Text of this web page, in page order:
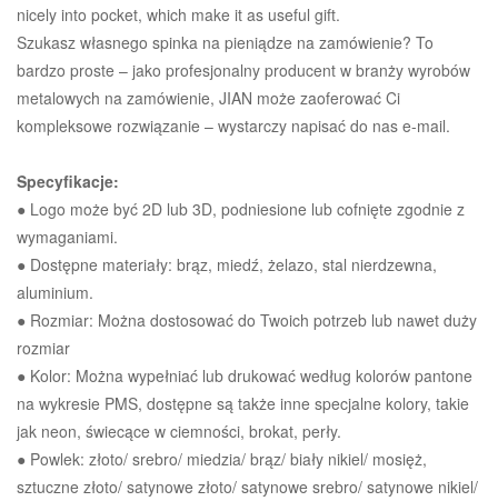
nicely into pocket, which make it as useful gift.
Szukasz własnego spinka na pieniądze na zamówienie? To
bardzo proste – jako profesjonalny producent w branży wyrobów
metalowych na zamówienie, JIAN może zaoferować Ci
kompleksowe rozwiązanie – wystarczy napisać do nas e-mail.
Specyfikacje:
● Logo może być 2D lub 3D, podniesione lub cofnięte zgodnie z
wymaganiami.
● Dostępne materiały: brąz, miedź, żelazo, stal nierdzewna,
aluminium.
● Rozmiar: Można dostosować do Twoich potrzeb lub nawet duży
rozmiar
● Kolor: Można wypełniać lub drukować według kolorów pantone
na wykresie PMS, dostępne są także inne specjalne kolory, takie
jak neon, świecące w ciemności, brokat, perły.
● Powlek: złoto/ srebro/ miedzia/ brąz/ biały nikiel/ mosięż,
sztuczne złoto/ satynowe złoto/ satynowe srebro/ satynowe nikiel/